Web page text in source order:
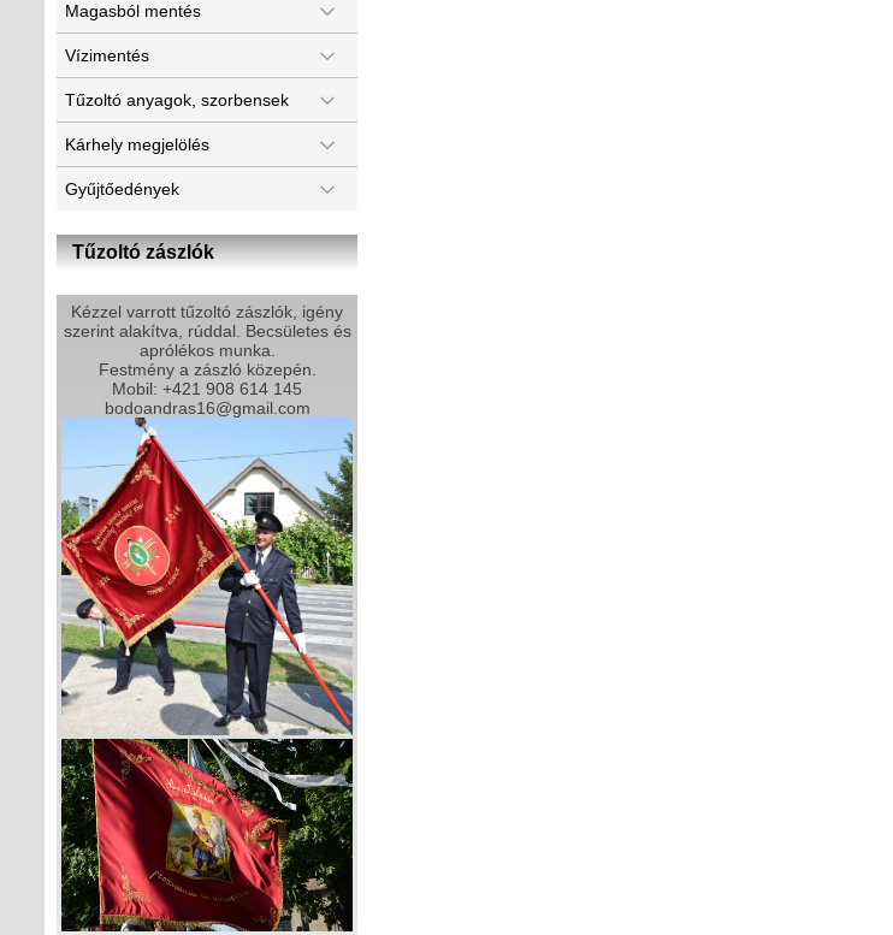
Magasból mentés
Vízimentés
Tűzoltó anyagok, szorbensek
Kárhely megjelölés
Gyűjtőedények
Tűzoltó zászlók
Kézzel varrott tűzoltó zászlók, igény
szerint alakítva, rúddal. Becsületes és
aprólékos munka.
Festmény a zászló közepén.
Mobil: +421 908 614 145
bodoandras16@gmail.com